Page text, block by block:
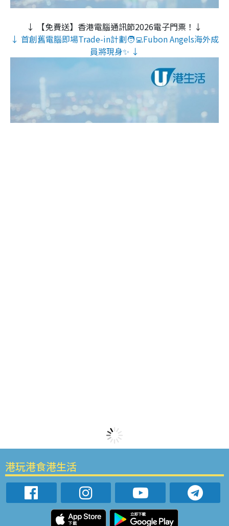
↓ 【免費送】香港電腦通訊節2026電子門票！↓
↓ 首創舊電腦即場Trade-in計劃🧑‍💻Fubon Angels海外成
員將現身✨ ↓
港玩港食港生活